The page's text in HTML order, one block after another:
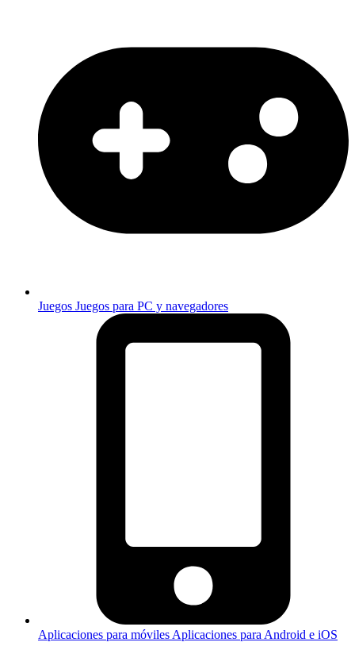
Juegos Juegos para PC y navegadores
Aplicaciones para móviles Aplicaciones para Android e iOS